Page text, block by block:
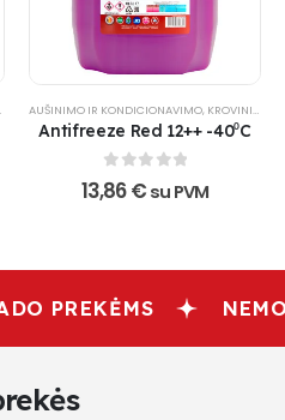
,VISUREIGIAMS ,XADO
AUŠINIMO IR KONDICIONAVIMO, KROVININIAMS AUTOMOBILIAMS
Antifreeze Red 12++ -40⁰C
0 out of 5
13,86€ su PVM
PREKĖMS